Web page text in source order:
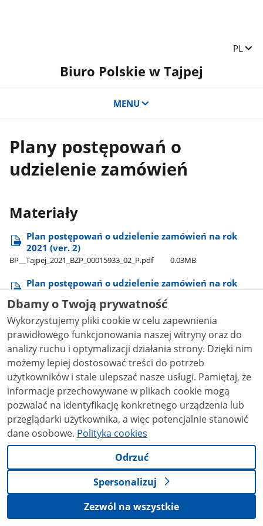
Zmień
PL
Biuro Polskie w Tajpej
MENU
Plany postępowań o
udzielenie zamówień
Materiały
Plan postępowań o udzielenie zamówień na rok
2021 (ver. 2)
BP​_​_Tajpej​_2021​_BZP​_00015933​_02​_P.pdf 0.03MB
Plan postępowań o udzielenie zamówień na rok
Plan​_postępowań​_o​_udzielenie​_zamówień​_na​_rok​_2022.pdf
0.03MB
Dbamy o Twoją prywatność
Wykorzystujemy pliki cookie w celu zapewnienia
prawidłowego funkcjonowania naszej witryny oraz do
analizy ruchu i optymalizacji działania strony. Dzięki nim
możemy lepiej dostosować treści do potrzeb
użytkowników i stale ulepszać nasze usługi. Pamiętaj, że
informacje przechowywane w plikach cookie mogą
pozwalać na identyfikację konkretnego urządzenia lub
przeglądarki użytkownika, a więc potencjalnie stanowić
dane osobowe. Polityka cookies
Odrzuć
Spersonalizuj
Zezwól na wszystkie